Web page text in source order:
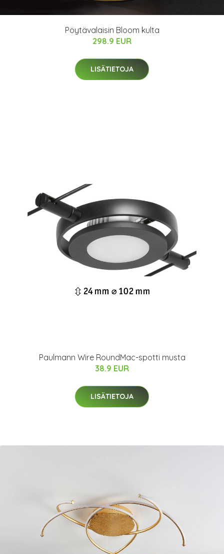
Pöytävalaisin Bloom kulta
298.9 EUR
LISÄTIETOJA
Paulmann Wire RoundMac-spotti musta
38.9 EUR
LISÄTIETOJA